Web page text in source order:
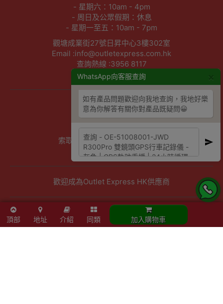
WhatsApp向客服查詢
如有產品問題歡迎向我地查詢，我地好樂
意為你解答有關你對產品既疑問😀
頂部 地址 介紹 同類 加入購物車
- 星期六：10am - 4pm
- 周日及公眾假期：休息
- 星期一至五：10am - 7pm
觀塘成業街27號日昇中心3樓302室
Email :info@outletexpress.com.hk
查詢熱線 :3956 8117
WhatsApp :53694990
商店資訊
聯絡我們
關於我們
索取報價 公司、學校或機構採購
以公司採購卡(P卡)付款
歡迎成為Outlet Express HK供應商
其他資訊
下單須知